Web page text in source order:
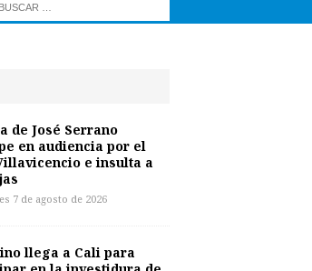
de José Serrano
en audiencia por el
e insulta a
7 de agosto de 2026
llega a Cali para